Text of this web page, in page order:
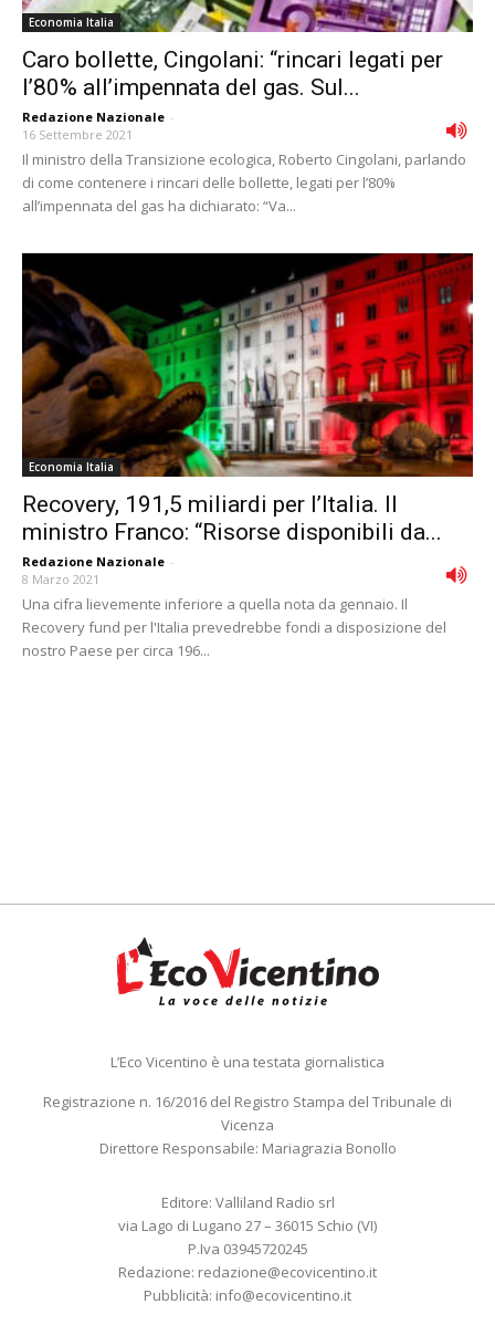
Economia Italia
Caro bollette, Cingolani: “rincari legati per
l’80% all’impennata del gas. Sul...
Redazione Nazionale -
16 Settembre 2021
Il ministro della Transizione ecologica, Roberto Cingolani, parlando
di come contenere i rincari delle bollette, legati per l’80%
all’impennata del gas ha dichiarato: “Va...
Economia Italia
Recovery, 191,5 miliardi per l’Italia. Il
ministro Franco: “Risorse disponibili da...
Redazione Nazionale -
8 Marzo 2021
Una cifra lievemente inferiore a quella nota da gennaio. Il
Recovery fund per l'Italia prevedrebbe fondi a disposizione del
nostro Paese per circa 196...
L’Eco Vicentino è una testata giornalistica
Registrazione n. 16/2016 del Registro Stampa del Tribunale di
Vicenza
Direttore Responsabile: Mariagrazia Bonollo
Editore: Valliland Radio srl
via Lago di Lugano 27 – 36015 Schio (VI)
P.Iva 03945720245
Redazione: redazione@ecovicentino.it
Pubblicità: info@ecovicentino.it